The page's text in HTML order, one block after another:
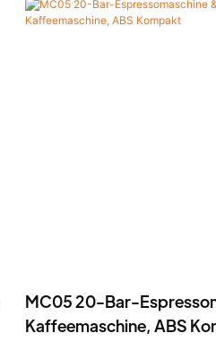
MC05 20-Bar-
Kaffeemaschine, ABS